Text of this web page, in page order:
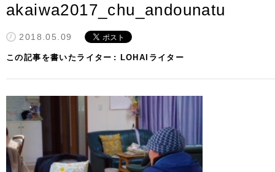
akaiwa2017_chu_andounatu
2018.05.09
この記事を書いたライター LOHAIライター